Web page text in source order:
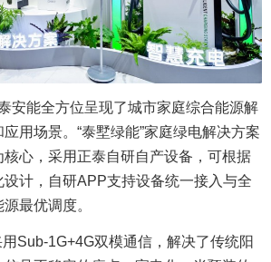
能全方位呈现了城市家庭综合能源解
用场景。“泰墅绿能”家庭绿电解决方案
核心，采用正泰自研自产设备，可根据
计，自研APP支持设备统一接入与全
最优调度。
1G+4G双模通信，解决了传统阳